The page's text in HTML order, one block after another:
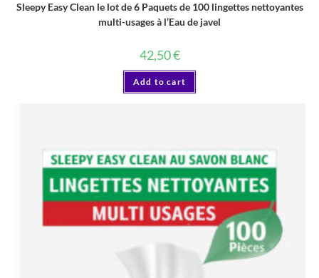
Sleepy Easy Clean le lot de 6 Paquets de 100 lingettes nettoyantes
multi-usages à l’Eau de javel
42,50€
Add to cart